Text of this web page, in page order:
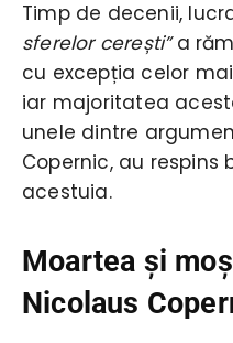
Timp de decenii,
sferelor cerești”a
cu excepția celor
iar majoritatea
unele dintre
Copernic, au respins
acestuia.
Moartea și
Nicolaus